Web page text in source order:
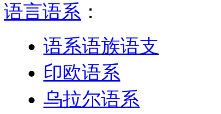
语言语系 ：
语系语族语支
印欧语系
乌拉尔语系